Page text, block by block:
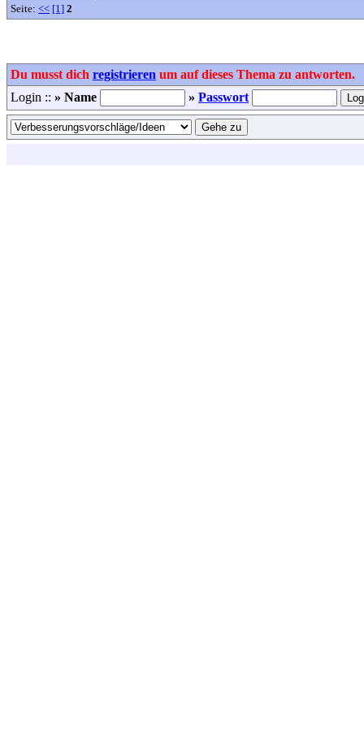
Seite: << [1] 2
Du musst dich registrieren um auf dieses Thema zu antworten.
Login :: » Name » Passwort